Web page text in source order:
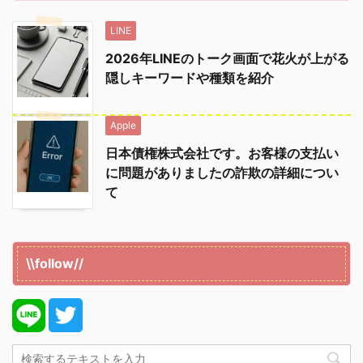
LINE
2026年LINEのトーク画面で花火が上がる
隠しキーワードや種類を紹介
Apple
日本債権株式会社です。お客様の支払い
に問題がありましたの詐欺の詳細につい
て
\\follow//